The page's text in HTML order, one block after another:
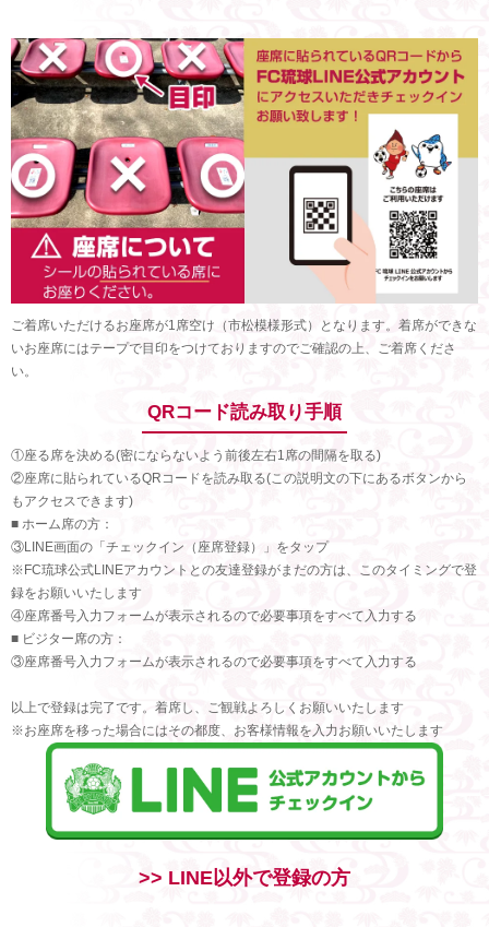
ご着席いただけるお座席が1席空け（市松模様形式）となります。着席ができな
いお座席にはテープで目印をつけておりますのでご確認の上、ご着席くださ
い。
QRコード読み取り手順
①座る席を決める(密にならないよう前後左右1席の間隔を取る)
②座席に貼られているQRコードを読み取る(この説明文の下にあるボタンから
もアクセスできます)
■ ホーム席の方：
③LINE画面の「チェックイン（座席登録）」をタップ
※FC琉球公式LINEアカウントとの友達登録がまだの方は、このタイミングで登
録をお願いいたします
④座席番号入力フォームが表示されるので必要事項をすべて入力する
■ ビジター席の方：
③座席番号入力フォームが表示されるので必要事項をすべて入力する
以上で登録は完了です。着席し、ご観戦よろしくお願いいたします
※お座席を移った場合にはその都度、お客様情報を入力お願いいたします
>> LINE以外で登録の方